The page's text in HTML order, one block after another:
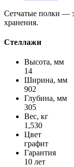
Сетчатые полки —
хранения.
Стеллажи
Высота, мм
14
Ширина, мм
902
Глубина, мм
305
Вес, кг
1,530
Цвет
графит
Гарантия
10 лет